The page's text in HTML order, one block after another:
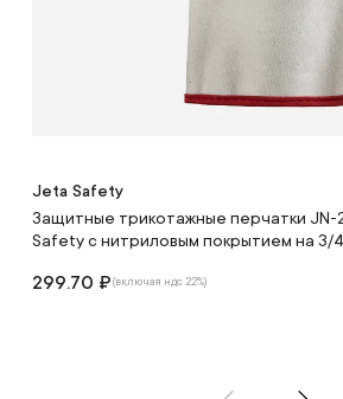
Jeta Safety
Защитные трикотажные перчатки
Safety с нитриловым покрытием на 3/4
299.70 ₽(включая ндс 22%)